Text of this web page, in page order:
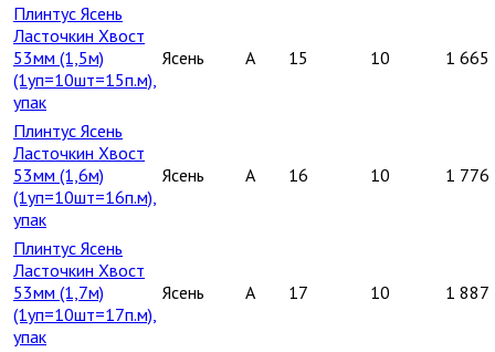
Плинтус Ясень
Ласточкин Хвост
53мм (1,5м)
(1уп=10шт=15п.м),
упак
Ясень A 15 10 1 665
Плинтус Ясень
Ласточкин Хвост
53мм (1,6м)
(1уп=10шт=16п.м),
упак
Ясень A 16 10 1 776
Плинтус Ясень
Ласточкин Хвост
53мм (1,7м)
(1уп=10шт=17п.м),
упак
Ясень A 17 10 1 887